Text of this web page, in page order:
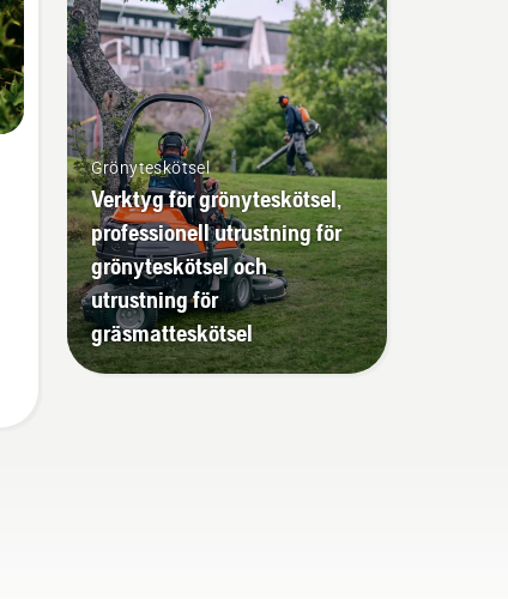
Grönyteskötsel
Verktyg för grönyteskötsel,
professionell utrustning för
grönyteskötsel och
utrustning för
gräsmatteskötsel